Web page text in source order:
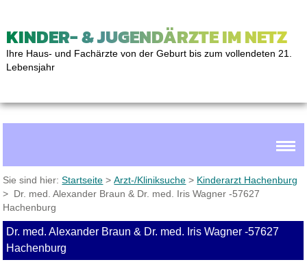
KINDER- & JUGENDÄRZTE IM NETZ
Ihre Haus- und Fachärzte von der Geburt bis zum vollendeten 21.
Lebensjahr
Sie sind hier:Startseite >Arzt-/Kliniksuche > Kinderarzt Hachenburg
> Dr. med. Alexander Braun & Dr. med. Iris Wagner -57627
Hachenburg
Dr. med. Alexander Braun & Dr. med. Iris Wagner -57627
Hachenburg